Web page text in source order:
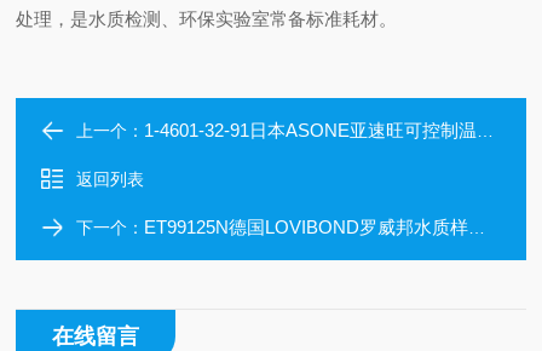
处理，是水质检测、环保实验室常备标准耗材。
上一个： 1-4601-32-91日本ASONE亚速旺可控制温度加热器
返回列表
下一个： ET99125N德国LOVIBOND罗威邦水质样品专用反应器
在线留言